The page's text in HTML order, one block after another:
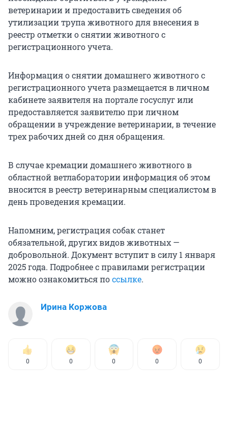
ветеринарии и предоставить сведения об
утилизации трупа животного для внесения в
реестр отметки о снятии животного с
регистрационного учета.
Информация о снятии домашнего животного с
регистрационного учета размещается в личном
кабинете заявителя на портале госуслуг или
предоставляется заявителю при личном
обращении в учреждение ветеринарии, в течение
трех рабочих дней со дня обращения.
В случае кремации домашнего животного в
областной ветлаборатории информация об этом
вносится в реестр ветеринарным специалистом в
день проведения кремации.
Напомним, регистрация собак станет
обязательной, других видов животных —
добровольной. Документ вступит в силу 1 января
2025 года. Подробнее с правилами регистрации
можно ознакомиться поссылке.
Ирина Коржова
0 0 0 0 0